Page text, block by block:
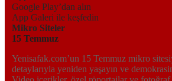
Google Play’dan alın
App Galeri ile keşfedin
Mikro Siteler
15 Temmuz
Yenisafak.com’un 15 Temmuz mikro
detaylarıyla yeniden yaşayın ve